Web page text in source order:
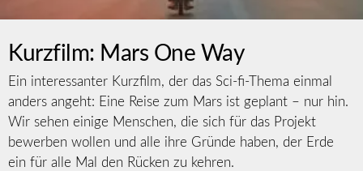
Kurzfilm: Mars One Way
Ein interessanter Kurzfilm, der das Sci-fi-Thema einmal
anders angeht: Eine Reise zum Mars ist geplant – nur hin.
Wir sehen einige Menschen, die sich für das Projekt
bewerben wollen und alle ihre Gründe haben, der Erde
ein für alle Mal den Rücken zu kehren.